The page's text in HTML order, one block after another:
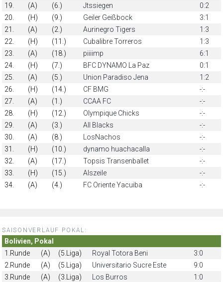
19.
(A) (6.) Jtssiegen
0:2
20.
(H) (9.) Geiler Geißbock
3:1
21.
(A) (2.) Aurinegro Tigers
1:3
22.
(H) (11.) Cubalibre Torreros
1:3
23.
(A) (18.) piiiimp
6:1
24.
(H) (7.) BFC DYNAMO La Paz
0:1
25.
(A) (5.) Union Paradiso Jena
1:2
26.
(H) (14.) CF BMG
-:-
27.
(A) (1.) CCAA FC
-:-
28.
(H) (12.) Olympique Chicks
-:-
29.
(A) (3.) All Blacks
-:-
30.
(A) (8.) LosNachos
-:-
31.
(H) (10.) dynamo huachacalla
-:-
32.
(A) (17.) Topsis Transenballet
-:-
33.
(H) (15.) Alszeile
-:-
34.
(A) (4.) FC Oriente Yacuiba -:-
SAISONVERLAUF POKAL:
Bolivien, Pokal
1.Runde
(A) (5.Liga) Royal Totora Beni
3:0
2.Runde
(A) (5.Liga) Universitario Sucre Este
9:0
3.Runde
(A) (3.Liga) Los Burros
1:0